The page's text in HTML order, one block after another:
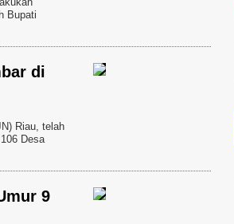
Bupati
di
Riau, telah
Desa
9